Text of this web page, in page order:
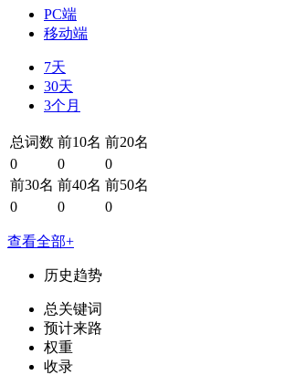
PC端
移动端
7天
30天
3个月
总词数 前10名 前20名
0
0
0
前30名 前40名 前50名
0
0 0
查看全部+
历史趋势
总关键词
预计来路
权重
收录